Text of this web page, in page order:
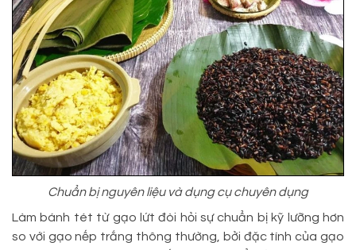
Chuẩn bị nguyên liệu và dụng cụ chuyên dụng
Làm bánh tét từ gạo lứt đòi hỏi sự chuẩn bị kỹ lưỡng hơn
so với gạo nếp trắng thông thường, bởi đặc tính của gạo